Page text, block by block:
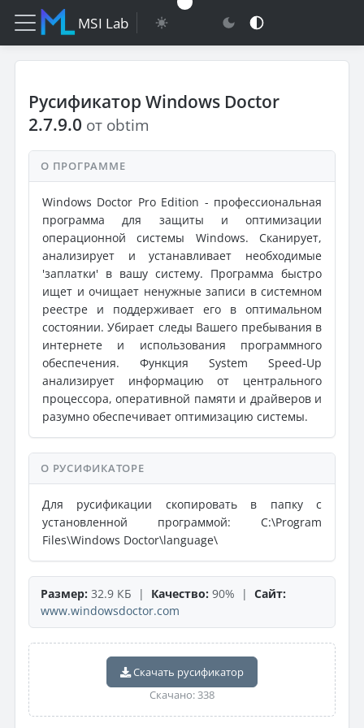
MSI Lab
Русификатор Windows Doctor
2.7.9.0 от obtim
О ПРОГРАММЕ
Windows Doctor Pro Edition - профессиональная
программа для защиты и оптимизации
операционной системы Windоws. Сканирует,
анализирует и устанавливает необходимые
'заплатки' в вашу систему. Программа быстро
ищет и очищает ненужные записи в системном
реестре и поддерживает его в оптимальном
состоянии. Убирает следы Вашего пребывания в
интернете и использования программного
обеспечения. Функция System Speed-Up
анализирует информацию от центрального
процессора, оперативной памяти и драйверов и
разумно обеспечивает оптимизацию системы.
О РУСИФИКАТОРЕ
Для русификации скопировать в папку с
установленной программой: C:\Program
Files\Windows Doctor\language\
Размер: 32.9 КБ | Качество: 90% | Сайт:
www.windowsdoctor.com
Скачать русификатор
Скачано: 338